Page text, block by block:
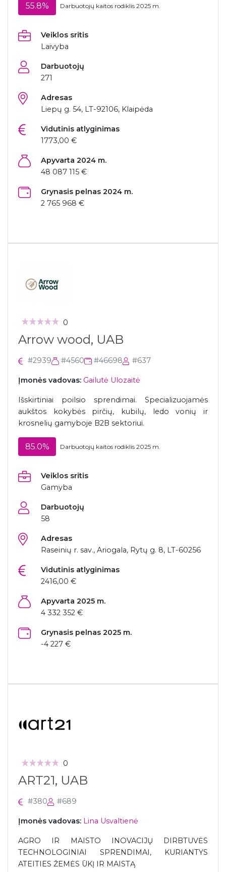
55.8% Darbuotojų kaitos rodiklis 2025 m.
Veiklos sritis
Laivyba
Darbuotojų
271
Adresas
Liepų g. 54, LT-92106, Klaipėda
Vidutinis atlyginimas
1773,00 €
Apyvarta 2024 m.
48 087 115 €
Grynasis pelnas 2024 m.
2 765 968 €
0
Arrow wood, UAB
#2939 #4560 #46698 #637
Įmonės vadovas: Gailutė Ulozaitė
Išskirtiniai poilsio sprendimai. Specializuojamės
aukštos kokybės pirčių, kubilų, ledo vonių ir
krosnelių gamyboje B2B sektoriui.
85.0% Darbuotojų kaitos rodiklis 2025 m.
Veiklos sritis
Gamyba
Darbuotojų
58
Adresas
Raseinių r. sav., Ariogala, Rytų g. 8, LT-60256
Vidutinis atlyginimas
2416,00 €
Apyvarta 2025 m.
4 332 352 €
Grynasis pelnas 2025 m.
-4 227 €
0
ART21, UAB
#380 #689
Įmonės vadovas: Lina Usvaltienė
AGRO IR MAISTO INOVACIJŲ DIRBTUVĖS
TECHNOLOGINIAI SPRENDIMAI, KURIANTYS
ATEITIES ŽEMĖS ŪKĮ IR MAISTĄ